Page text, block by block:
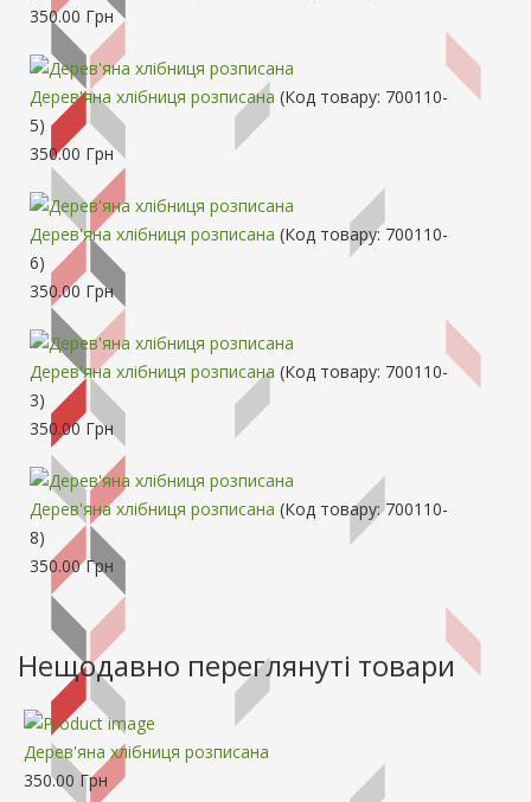
350.00 Грн
Дерев'яна хлібниця розписана (Код товару: 700110-
5)
350.00 Грн
Дерев'яна хлібниця розписана (Код товару: 700110-
6)
350.00 Грн
Дерев'яна хлібниця розписана (Код товару: 700110-
3)
350.00 Грн
Дерев'яна хлібниця розписана (Код товару:700110-
8)
350.00 Грн
Нещодавно переглянуті товари
Дерев'яна хлібниця розписана
350.00 Грн